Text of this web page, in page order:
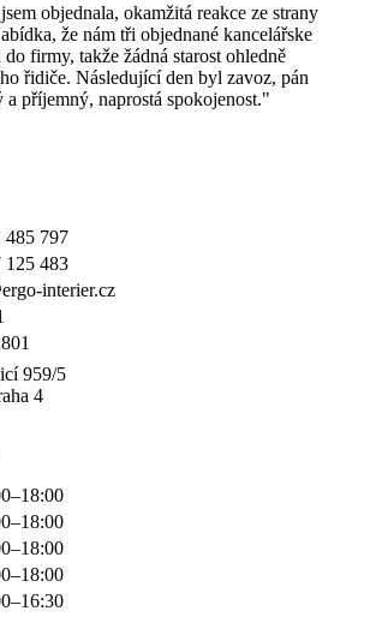
objednala, okamžitá reakce ze strany
že nám tři objednané kancelářske
firmy, takže žádná starost ohledně
řidiče. Následující den byl zavoz, pán
příjemný, naprostá spokojenost."
485 797
125 483
interier.cz
959/5
4